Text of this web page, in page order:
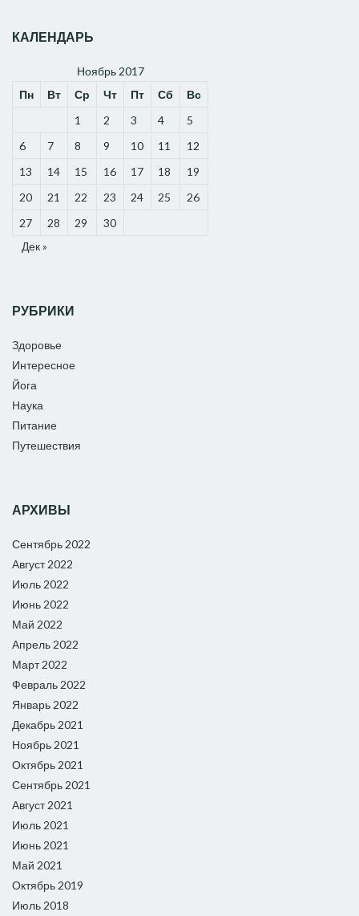
КАЛЕНДАРЬ
Ноябрь 2017
Пн
Вт Ср Чт Пт Сб
Вс
1
2 3 4
5
6
7 8 9 10 11
12
13
14 15 16 17 18
19
20
21 22 23 24 25
26
27
28 29
30
Дек »
РУБРИКИ
Здоровье
Интересное
Йога
Наука
Питание
Путешествия
АРХИВЫ
Сентябрь 2022
Август 2022
Июль 2022
Июнь 2022
Май 2022
Апрель 2022
Март 2022
Февраль 2022
Январь 2022
Декабрь 2021
Ноябрь 2021
Октябрь 2021
Сентябрь 2021
Август 2021
Июль 2021
Июнь 2021
Май 2021
Октябрь 2019
Июль 2018